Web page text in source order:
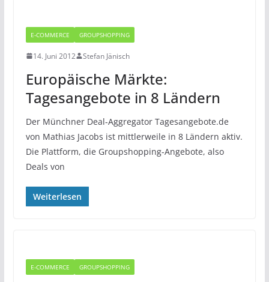
E-COMMERCE GROUPSHOPPING
14. Juni 2012 Stefan Jänisch
Europäische Märkte:
Tagesangebote in 8 Ländern
Der Münchner Deal-Aggregator Tagesangebote.de
von Mathias Jacobs ist mittlerweile in 8 Ländern aktiv.
Die Plattform, die Groupshopping-Angebote, also
Deals von
Weiterlesen
E-COMMERCE GROUPSHOPPING